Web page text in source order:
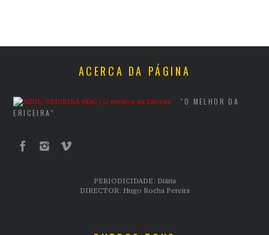
ACERCA DA PÁGINA
"O MELHOR DA
ERICEIRA"
PERIODICIDADE: Diária
DIRECTOR: Hugo Rocha Pereira